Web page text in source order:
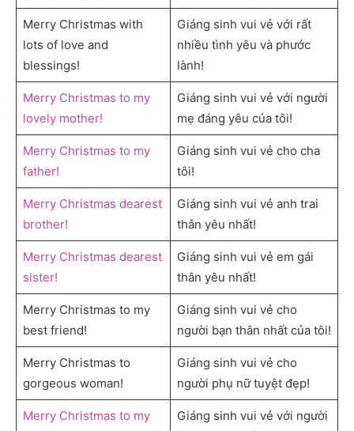
Merry Christmas with
lots of love and
blessings!
Giáng sinh vui vẻ với rất
nhiều tình yêu và phước
lành!
Merry Christmas to my
lovely mother!
Giáng sinh vui vẻ với người
mẹ đáng yêu của tôi!
Merry Christmas to my
father!
Giáng sinh vui vẻ cho cha
tôi!
Merry Christmas dearest
brother!
Giáng sinh vui vẻ anh trai
thân yêu nhất!
Merry Christmas dearest
sister!
Giáng sinh vui vẻ em gái
thân yêu nhất!
Merry Christmas to my
best friend!
Giáng sinh vui vẻ cho
người bạn thân nhất của tôi!
Merry Christmas to
gorgeous woman!
Giáng sinh vui vẻ cho
người phụ nữ tuyệt đẹp!
Merry Christmas to my
Giáng sinh vui vẻ với người